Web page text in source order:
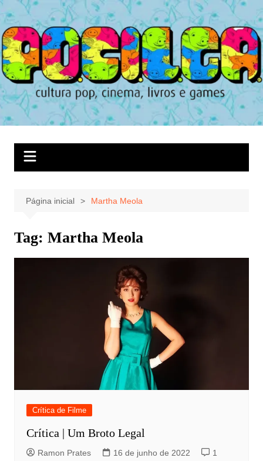
Ir
para
o
conteúdo
Página inicial Martha Meola
Tag: Martha Meola
Crítica de Filme
Crítica | Um Broto Legal
Ramon Prates 16 de junho de 2022 1